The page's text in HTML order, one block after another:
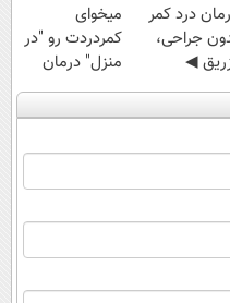
درد کمر
جراحی،
◀
رو پر
میخوای
کمردردت رو "در
منزل" درمان
کنی؟ (◂فیلم +